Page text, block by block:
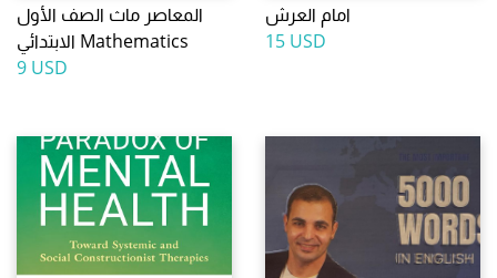
المعاصر ماث الصف الأول
الابتدائي Mathematics
9 USD
امام العرش
15 USD